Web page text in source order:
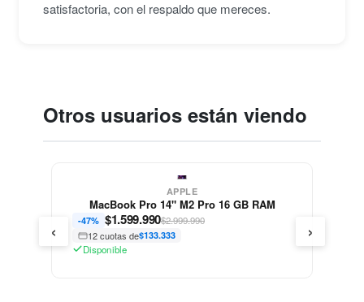
satisfactoria, con el respaldo que mereces.
Otros usuarios están viendo
APPLE
MacBook Pro 14" M2 Pro 16 GB RAM
-47% $1.599.990$2.999.990
12 cuotas de$133.333
Disponible
‹ ›